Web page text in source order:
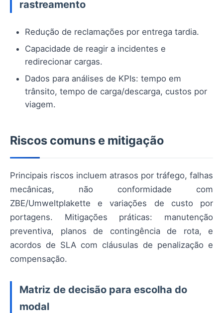
rastreamento
Redução de reclamações por entrega tardia.
Capacidade de reagir a incidentes e
redirecionar cargas.
Dados para análises de KPIs: tempo em
trânsito, tempo de carga/descarga, custos por
viagem.
Riscos comuns e mitigação
Principais riscos incluem atrasos por tráfego, falhas
mecânicas, não conformidade com
ZBE/Umweltplakette e variações de custo por
portagens. Mitigações práticas: manutenção
preventiva, planos de contingência de rota, e
acordos de SLA com cláusulas de penalização e
compensação.
Matriz de decisão para escolha do
modal